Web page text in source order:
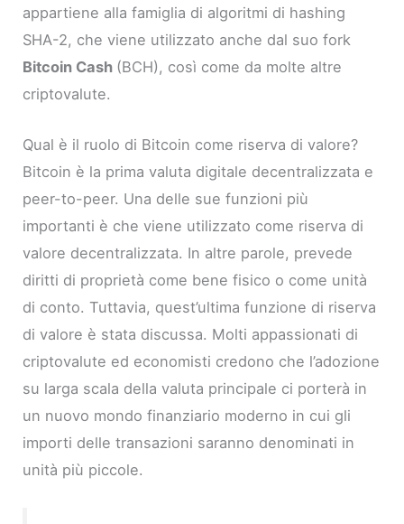
appartiene alla famiglia di algoritmi di hashing
SHA-2, che viene utilizzato anche dal suo fork
Bitcoin Cash (BCH), così come da molte altre
criptovalute.
Qual è il ruolo di Bitcoin come riserva di valore?
Bitcoin è la prima valuta digitale decentralizzata e
peer-to-peer. Una delle sue funzioni più
importanti è che viene utilizzato come riserva di
valore decentralizzata. In altre parole, prevede
diritti di proprietà come bene fisico o come unità
di conto. Tuttavia, quest’ultima funzione di riserva
di valore è stata discussa. Molti appassionati di
criptovalute ed economisti credono che l’adozione
su larga scala della valuta principale ci porterà in
un nuovo mondo finanziario moderno in cui gli
importi delle transazioni saranno denominati in
unità più piccole.